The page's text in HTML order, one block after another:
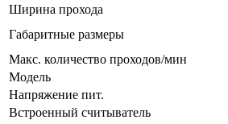
Ширина прохода
Габаритные размеры
Макс. количество проходов/мин
Модель
Напряжение пит.
Встроенный считыватель